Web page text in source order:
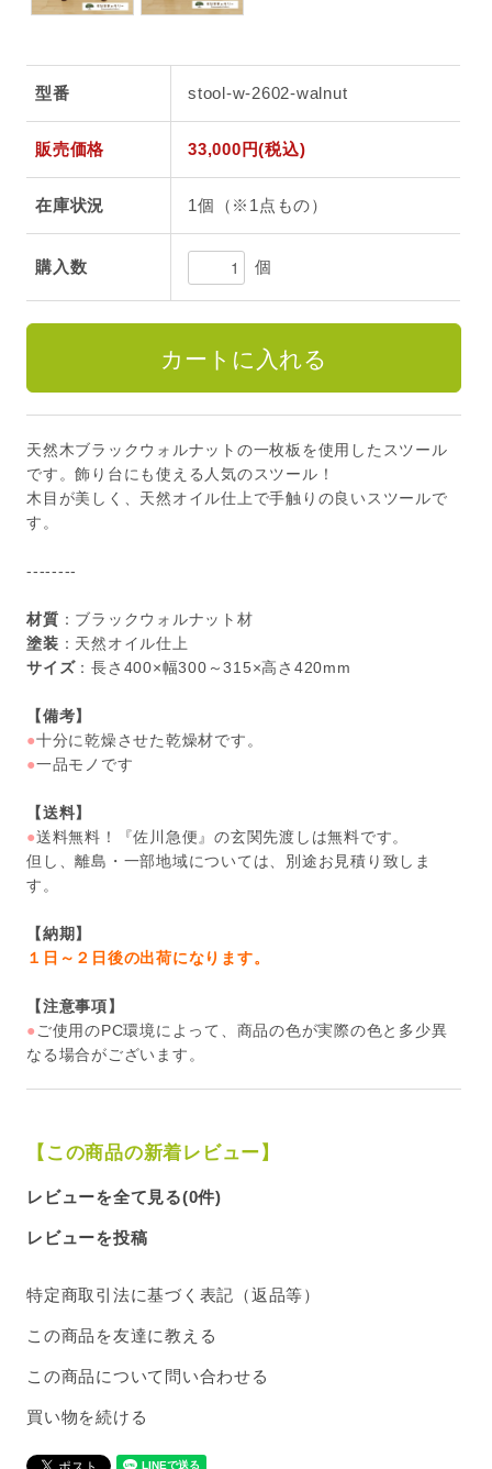
型番 stool-w-2602-walnut
販売価格 33,000円(税込)
在庫状況 1個（※1点もの）
購入数 個
天然木ブラックウォルナットの一枚板を使用したスツール
です。飾り台にも使える人気のスツール！
木目が美しく、天然オイル仕上で手触りの良いスツールで
す。
--------
材質 ：ブラックウォルナット材
塗装 ：天然オイル仕上
サイズ：長さ400×幅300～315×高さ420mm
【備考】
●十分に乾燥させた乾燥材です。
●一品モノです
【送料】
●送料無料！『佐川急便』の玄関先渡しは無料です。
但し、離島・一部地域については、別途お見積り致しま
す。
【納期】
１日～２日後の出荷になります。
【注意事項】
● ご使用のPC環境によって、商品の色が実際の色と多少異
なる場合がございます。
【この商品の新着レビュー】
レビューを全て見る(0件)
レビューを投稿
特定商取引法に基づく表記（返品等）
この商品を友達に教える
この商品について問い合わせる
買い物を続ける